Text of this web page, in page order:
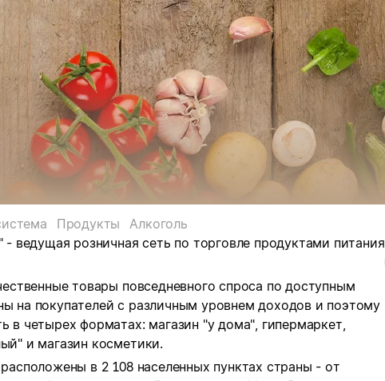
Продукты
Алкоголь
- ведущая розничная сеть по торговле продуктами питания
товары повседневного спроса по доступным
на покупателей с различным уровнем доходов и поэтому
в четырех форматах: магазин "у дома", гипермаркет,
и магазин косметики.
в 2 108 населенных пунктах страны - от